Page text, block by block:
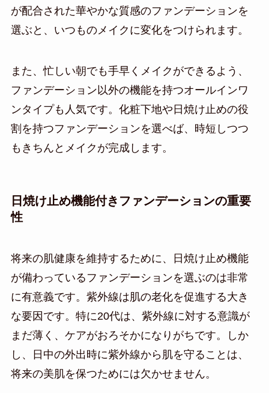
が配合された華やかな質感のファンデーションを
選ぶと、いつものメイクに変化をつけられます。
また、忙しい朝でも手早くメイクができるよう、
ファンデーション以外の機能を持つオールインワ
ンタイプも人気です。化粧下地や日焼け止めの役
割を持つファンデーションを選べば、時短しつつ
もきちんとメイクが完成します。
日焼け止め機能付きファンデーションの重要
性
将来の肌健康を維持するために、日焼け止め機能
が備わっているファンデーションを選ぶのは非常
に有意義です。紫外線は肌の老化を促進する大き
な要因です。特に20代は、紫外線に対する意識が
まだ薄く、ケアがおろそかになりがちです。しか
し、日中の外出時に紫外線から肌を守ることは、
将来の美肌を保つためには欠かせません。